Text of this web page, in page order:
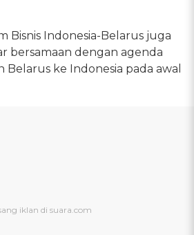
Bisnis Indonesia-Belarus juga
bersamaan dengan agenda
ke Indonesia pada awal